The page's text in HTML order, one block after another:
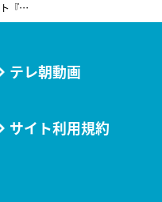
7月スタート『奪い愛、真夏』、新キャスト続々参戦！新たに白濱亜嵐ら共演者解禁
テレ朝動画
サイト利用規約